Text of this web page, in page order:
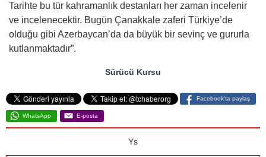
Tarihte bu tür kahramanlık destanları her zaman incelenir
ve incelenecektir. Bugün Çanakkale zaferi Türkiye’de
olduğu gibi Azerbaycan’da da büyük bir sevinç ve gururla
kutlanmaktadır”.
Sürücü Kursu
Facebook'ta paylaş
WhatsApp E-posta
Ys